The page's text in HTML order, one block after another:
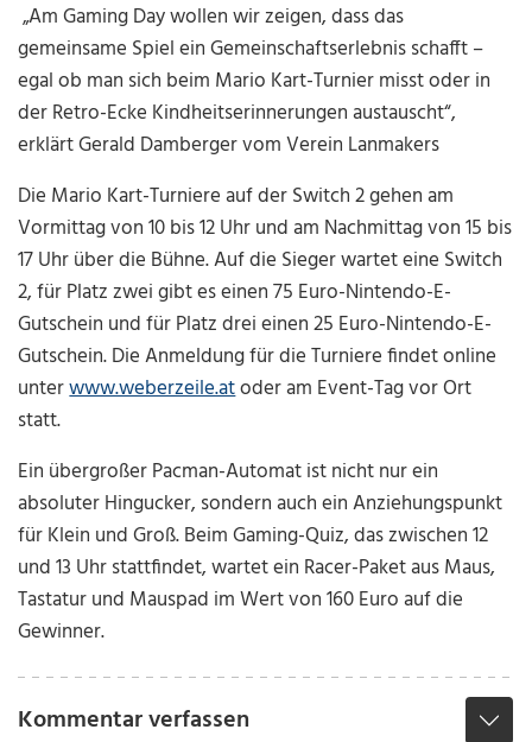
„Am Gaming Day wollen wir zeigen, dass das
gemeinsame Spiel ein Gemeinschaftserlebnis schafft –
egal ob man sich beim Mario Kart-Turnier misst oder in
der Retro-Ecke Kindheitserinnerungen austauscht“,
erklärt Gerald Damberger vom Verein Lanmakers
Die Mario Kart-Turniere auf der Switch 2 gehen am
Vormittag von 10 bis 12 Uhr und am Nachmittag von 15 bis
17 Uhr über die Bühne. Auf die Sieger wartet eine Switch
2, für Platz zwei gibt es einen 75 Euro-Nintendo-E-
Gutschein und für Platz drei einen 25 Euro-Nintendo-E-
Gutschein. Die Anmeldung für die Turniere findet online
unterwww.weberzeile.atoder am Event-Tag vor Ort
statt.
Ein übergroßer Pacman-Automat ist nicht nur ein
absoluter Hingucker, sondern auch ein Anziehungspunkt
für Klein und Groß. Beim Gaming-Quiz, das zwischen 12
und 13 Uhr stattfindet, wartet ein Racer-Paket aus Maus,
Tastatur und Mauspad im Wert von 160 Euro auf die
Gewinner.
Kommentar verfassen